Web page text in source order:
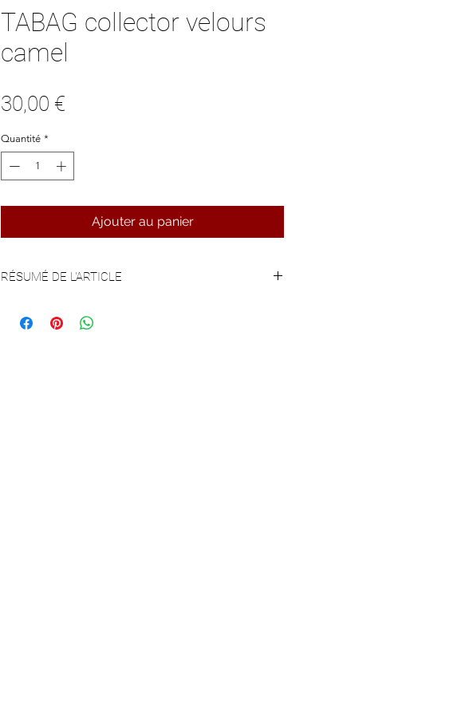
TABAG collector velours
camel
30,00 €
Quantité *
Ajouter au panier
RÉSUMÉ DE L'ARTICLE
à fumer !